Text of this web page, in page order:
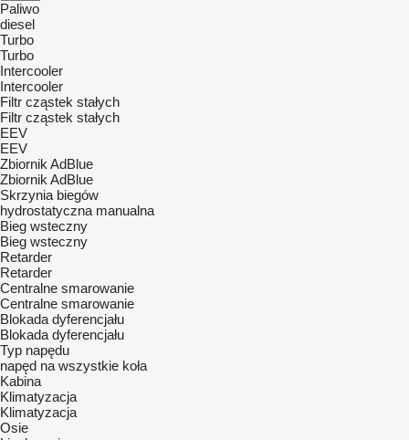
Paliwo
diesel
Turbo
Turbo
Intercooler
Intercooler
Filtr cząstek stałych
Filtr cząstek stałych
EEV
EEV
Zbiornik AdBlue
Zbiornik AdBlue
Skrzynia biegów
hydrostatyczna manualna
Bieg wsteczny
Bieg wsteczny
Retarder
Retarder
Centralne smarowanie
Centralne smarowanie
Blokada dyferencjału
Blokada dyferencjału
Typ napędu
napęd na wszystkie koła
Kabina
Klimatyzacja
Klimatyzacja
Osie